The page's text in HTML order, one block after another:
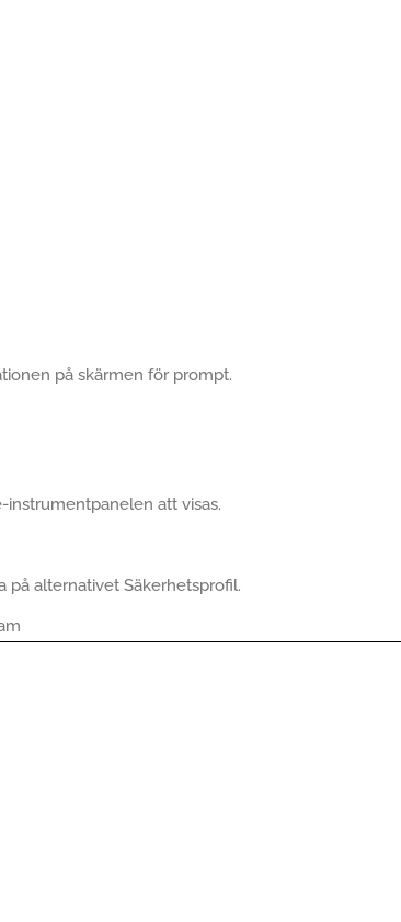
på skärmen för prompt.
att visas.
på alternativet Säkerhetsprofil.